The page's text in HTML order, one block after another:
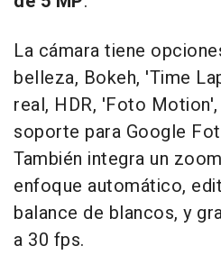
La cámara tiene
belleza, Bokeh, 'Time
real, HDR, 'Foto
soporte para Google
También integra un
enfoque automático,
balance de blancos, y
a 30 fps.